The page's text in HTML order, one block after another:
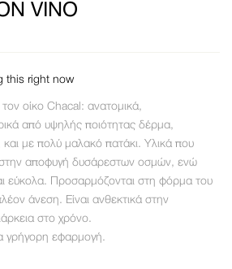
VINO
this right now
τον οίκο Chacal: ανατομικά,
από υψηλής ποιότητας δέρμα,
με πολύ μαλακό πατάκι. Υλικά που
αποφυγή δυσάρεστων οσμών, ενώ
εύκολα. Προσαρμόζονται στη φόρμα του
άνεση. Είναι ανθεκτικά στην
στο χρόνο.
γρήγορη εφαρμογή.